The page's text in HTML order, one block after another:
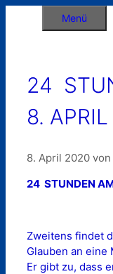
Menü
24
8. APRIL
8. April 2020 von
24 STUNDEN
Zweitens findet
Glauben an eine
Er gibt zu, dass